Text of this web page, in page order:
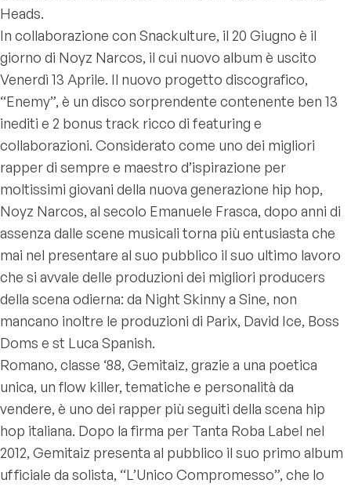
Heads.
In collaborazione con Snackulture, il 20 Giugno è il
giorno di Noyz Narcos, il cui nuovo album è uscito
Venerdì 13 Aprile. Il nuovo progetto discografico,
“Enemy”, è un disco sorprendente contenente ben 13
inediti e 2 bonus track ricco di featuring e
collaborazioni. Considerato come uno dei migliori
rapper di sempre e maestro d’ispirazione per
moltissimi giovani della nuova generazione hip hop,
Noyz Narcos, al secolo Emanuele Frasca, dopo anni di
assenza dalle scene musicali torna più entusiasta che
mai nel presentare al suo pubblico il suo ultimo lavoro
che si avvale delle produzioni dei migliori producers
della scena odierna: da Night Skinny a Sine, non
mancano inoltre le produzioni di Parix, David Ice, Boss
Doms e st Luca Spanish.
Romano, classe ‘88, Gemitaiz, grazie a una poetica
unica, un ﬂow killer, tematiche e personalità da
vendere, è uno dei rapper più seguiti della scena hip
hop italiana. Dopo la firma per Tanta Roba Label nel
2012, Gemitaiz presenta al pubblico il suo primo album
ufficiale da solista, “L’Unico Compromesso”, che lo